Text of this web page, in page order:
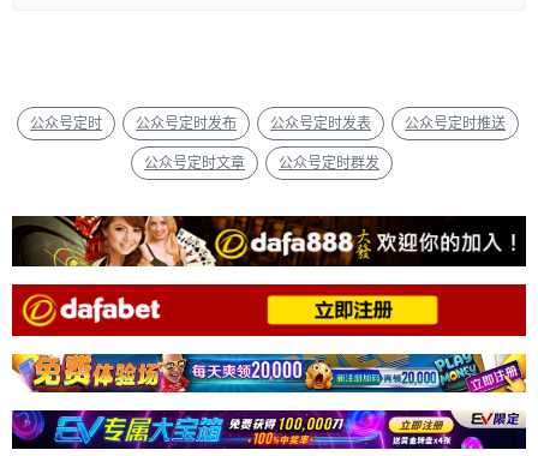
公众号定时 公众号定时发布 公众号定时发表 公众号定时推送
公众号定时文章 公众号定时群发